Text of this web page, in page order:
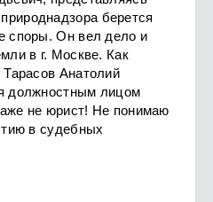
берется
споры. Он вел дело и
в г. Москве. Как
Анатолий
должностным лицом
не юрист! Не понимаю
в судебных